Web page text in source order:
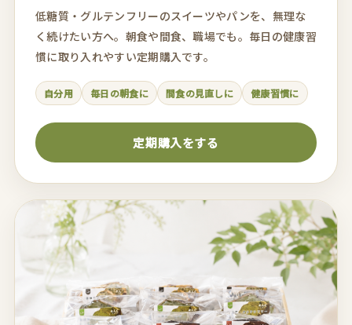
低糖質・グルテンフリーのスイーツやパンを、無理な
く続けたい方へ。朝食や間食、職場でも。毎日の健康習
慣に取り入れやすい定期購入です。
自分用 毎日の朝食に 間食の見直しに 健康習慣に
定期購入をする